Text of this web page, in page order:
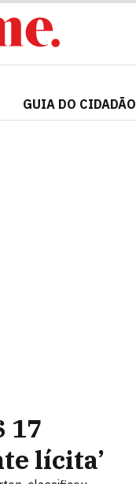
GUIA DO CIDADÃO
17
lícita’